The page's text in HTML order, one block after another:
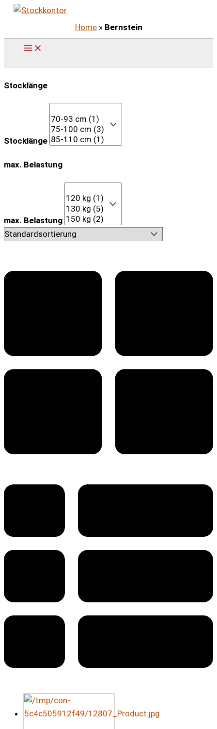
Zum
springen
Home» Bernstein
Stocklänge
Stocklänge
max. Belastung
max. Belastung